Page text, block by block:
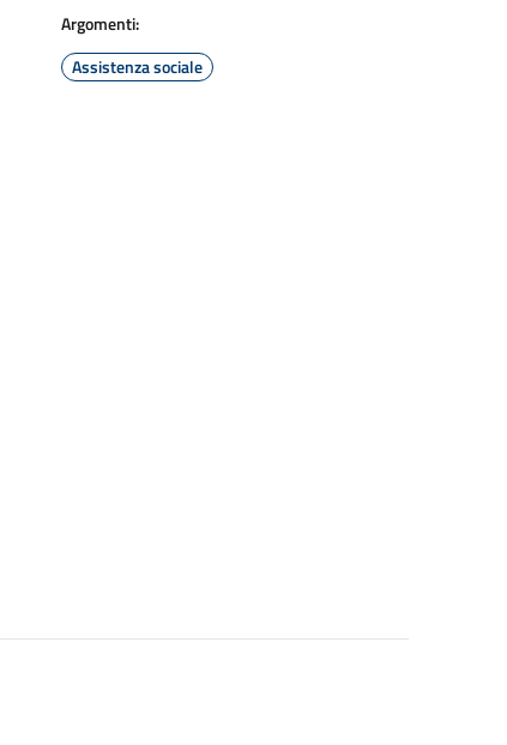
Argomenti:
Assistenza sociale